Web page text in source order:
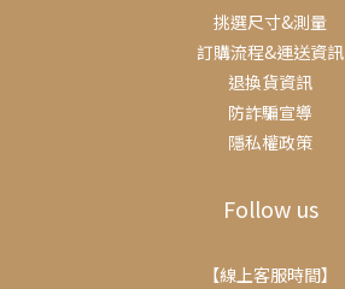
挑選尺寸&測量
訂購流程&運送資訊
退換貨資訊
防詐騙宣導
隱私權政策
Follow us
【線上客服時間】